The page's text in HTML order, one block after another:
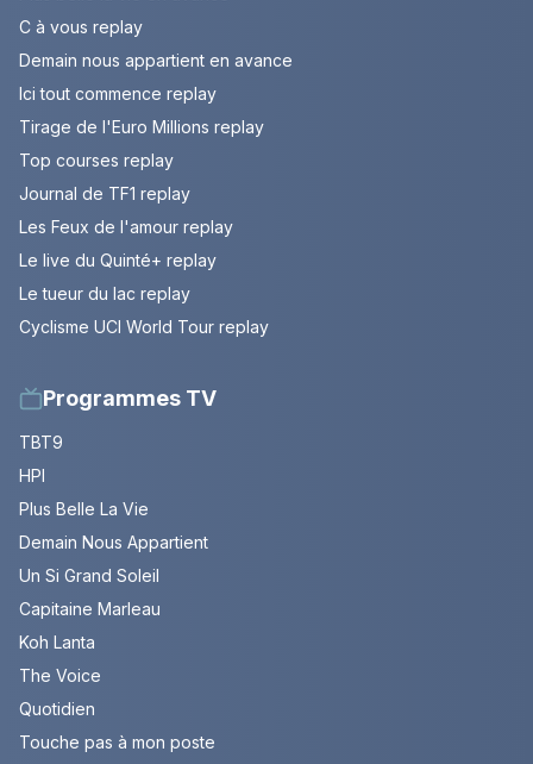
C à vous replay
Demain nous appartient en avance
Ici tout commence replay
Tirage de l'Euro Millions replay
Top courses replay
Journal de TF1 replay
Les Feux de l'amour replay
Le live du Quinté+ replay
Le tueur du lac replay
Cyclisme UCI World Tour replay
Programmes TV
TBT9
HPI
Plus Belle La Vie
Demain Nous Appartient
Un Si Grand Soleil
Capitaine Marleau
Koh Lanta
The Voice
Quotidien
Touche pas à mon poste